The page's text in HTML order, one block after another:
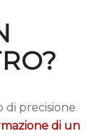
precisione
di un